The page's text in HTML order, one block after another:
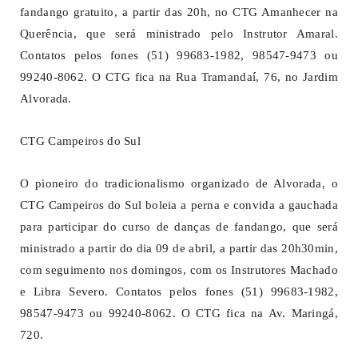
fandango gratuito, a partir das 20h, no CTG Amanhecer na
Querência, que será ministrado pelo Instrutor Amaral.
Contatos pelos fones (51) 99683-1982, 98547-9473 ou
99240-8062. O CTG fica na Rua Tramandaí, 76, no Jardim
Alvorada.
CTG Campeiros do Sul
O pioneiro do tradicionalismo organizado de Alvorada, o
CTG Campeiros do Sul boleia a perna e convida a gauchada
para participar do curso de danças de fandango, que será
ministrado a partir do dia 09 de abril, a partir das 20h30min,
com seguimento nos domingos, com os Instrutores Machado
e Libra Severo. Contatos pelos fones (51) 99683-1982,
98547-9473 ou 99240-8062. O CTG fica na Av. Maringá,
720.